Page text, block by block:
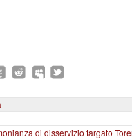
di disservizio targato